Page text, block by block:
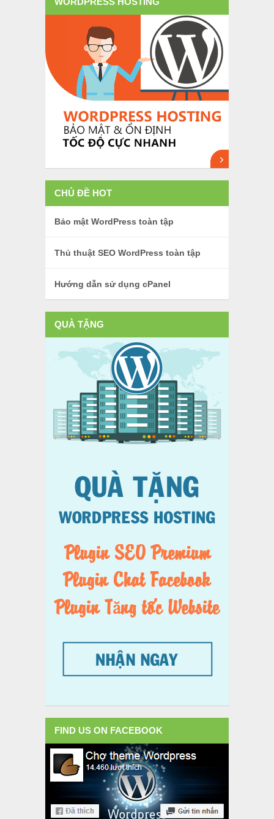
CHỦ ĐỀ HOT
Bảo mật WordPress toàn tập
Thủ thuật SEO WordPress toàn tập
Hướng dẫn sử dụng cPanel
QUÀ TẶNG
FIND US ON FACEBOOK